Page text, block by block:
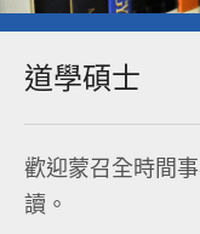
道學碩士​
歡迎蒙召全時間
讀。